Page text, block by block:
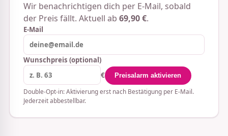
Wir benachrichtigen dich per E-Mail, sobald
der Preis fällt. Aktuell ab 69,90 €.
E-Mail
Wunschpreis (optional)
€
Preisalarm aktivieren
Double-Opt-in: Aktivierung erst nach Bestätigung per E-Mail.
Jederzeit abbestellbar.